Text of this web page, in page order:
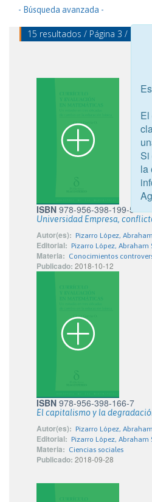
- Búsqueda avanzada -
15 resultados / Página 3 /
ISBN 978-956-398-199-5
Universidad Empresa,
Autor(es): Pizarro López,
Editorial: Pizarro López, Abraham
Materia: Conocimientos
Publicado: 2018-10-12
ISBN 978-956-398-166-7
El capitalismo y la
Autor(es): Pizarro López,
Editorial: Pizarro López, Abraham
Materia: Ciencias sociales
Publicado: 2018-09-28
la